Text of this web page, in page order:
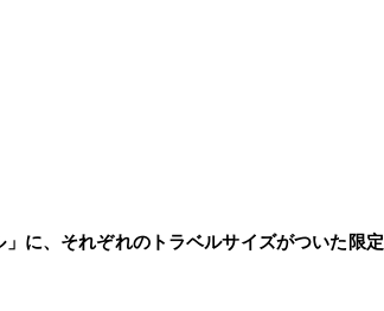
」に、それぞれのトラベルサイズがついた限定